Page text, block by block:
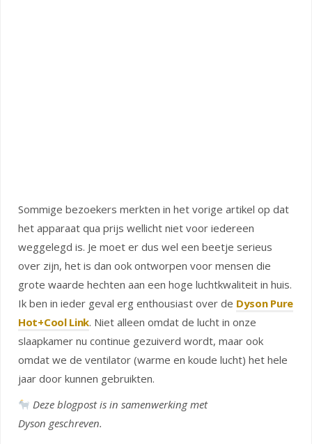
Sommige bezoekers merkten in het vorige artikel op dat
het apparaat qua prijs wellicht niet voor iedereen
weggelegd is. Je moet er dus wel een beetje serieus
over zijn, het is dan ook ontworpen voor mensen die
grote waarde hechten aan een hoge luchtkwaliteit in huis.
Ik ben in ieder geval erg enthousiast over de Dyson Pure
Hot+Cool Link. Niet alleen omdat de lucht in onze
slaapkamer nu continue gezuiverd wordt, maar ook
omdat we de ventilator (warme en koude lucht) het hele
jaar door kunnen gebruikten.
Deze blogpost is in samenwerking met
Dyson geschreven.